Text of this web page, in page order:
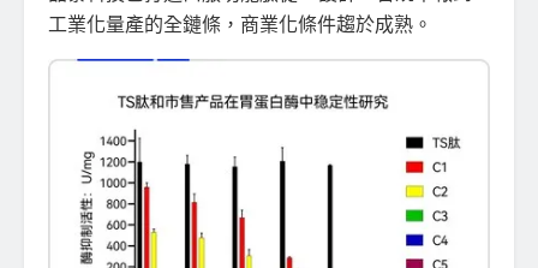
工業化量產的全鏈條，商業化條件趨於成熟。